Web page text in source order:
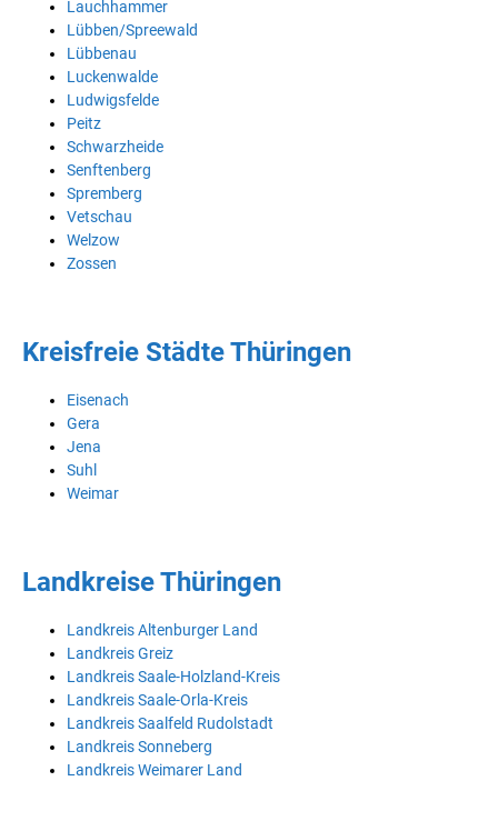
Lauchhammer
Lübben/Spreewald
Lübbenau
Luckenwalde
Ludwigsfelde
Peitz
Schwarzheide
Senftenberg
Spremberg
Vetschau
Welzow
Zossen
Kreisfreie Städte Thüringen
Eisenach
Gera
Jena
Suhl
Weimar
Landkreise Thüringen
Landkreis Altenburger Land
Landkreis Greiz
Landkreis Saale-Holzland-Kreis
Landkreis Saale-Orla-Kreis
Landkreis Saalfeld Rudolstadt
Landkreis Sonneberg
Landkreis Weimarer Land